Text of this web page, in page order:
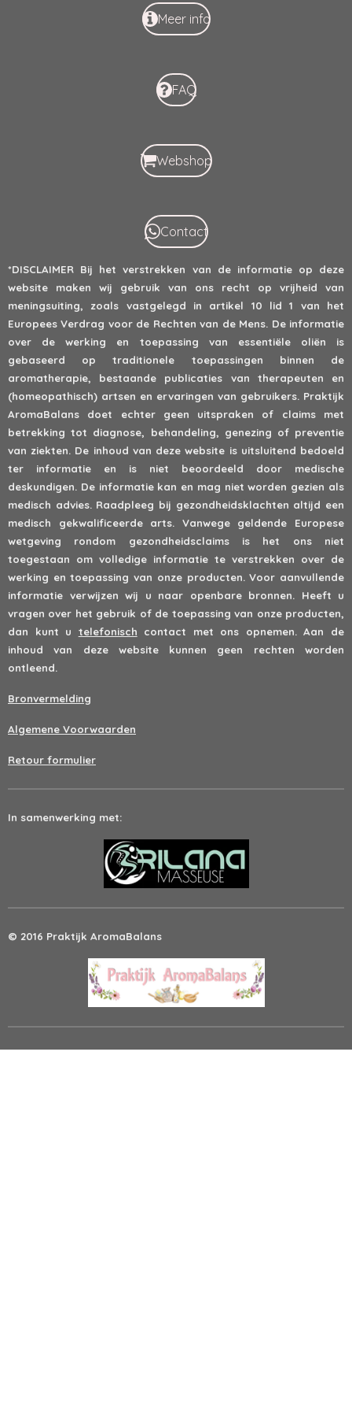
Meer info
FAQ
Webshop
Contact
*DISCLAIMER Bij het verstrekken van de informatie op deze
website maken wij gebruik van ons recht op vrijheid van
meningsuiting, zoals vastgelegd in artikel 10 lid 1 van het
Europees Verdrag voor de Rechten van de Mens. De informatie
over de werking en toepassing van essentiële oliën is
gebaseerd op traditionele toepassingen binnen de
aromatherapie, bestaande publicaties van therapeuten en
(homeopathisch) artsen en ervaringen van gebruikers. Praktijk
AromaBalans doet echter geen uitspraken of claims met
betrekking tot diagnose, behandeling, genezing of preventie
van ziekten. De inhoud van deze website is uitsluitend bedoeld
ter informatie en is niet beoordeeld door medische
deskundigen. De informatie kan en mag niet worden gezien als
medisch advies. Raadpleeg bij gezondheidsklachten altijd een
medisch gekwalificeerde arts. Vanwege geldende Europese
wetgeving rondom gezondheidsclaims is het ons niet
toegestaan om volledige informatie te verstrekken over de
werking en toepassing van onze producten. Voor aanvullende
informatie verwijzen wij u naar openbare bronnen. Heeft u
vragen over het gebruik of de toepassing van onze producten,
dan kunt u telefonisch contact met ons opnemen. Aan de
inhoud van deze website kunnen geen rechten worden
ontleend.
Bronvermelding
Algemene Voorwaarden
Retour formulier
In samenwerking met:
© 2016 Praktijk AromaBalans